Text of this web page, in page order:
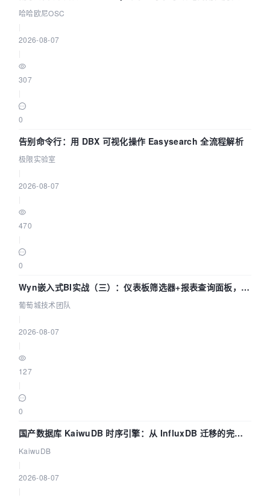
智能 Agent 应用
哈哈欧尼OSC
2026-08-07
307
0
告别命令行：用 DBX 可视化操作 Easysearch 全流程解析
极限实验室
2026-08-07
470
0
Wyn嵌入式BI实战（三）：仪表板筛选器+报表查询面板，参
数联动全闭环
葡萄城技术团队
2026-08-07
127
0
国产数据库 KaiwuDB 时序引擎：从 InfluxDB 迁移的完整
技术路径
KaiwuDB
2026-08-07